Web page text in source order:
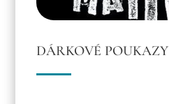
DÁRKOVÉ POUKAZY